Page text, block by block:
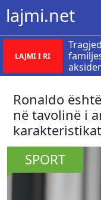
lajmi.net
LAJMI I RI
Ronaldo
në tavolinë i
SPORT